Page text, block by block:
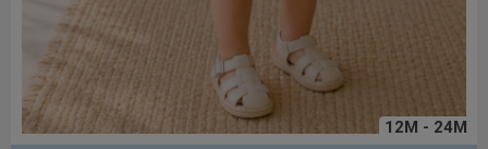
12M - 24M